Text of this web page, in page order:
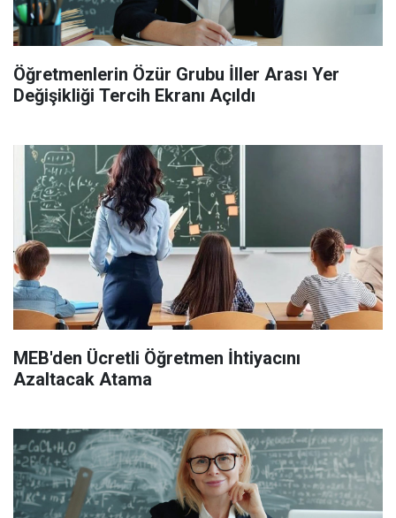
Öğretmenlerin Özür Grubu İller Arası Yer
Değişikliği Tercih Ekranı Açıldı
MEB'den Ücretli Öğretmen İhtiyacını
Azaltacak Atama